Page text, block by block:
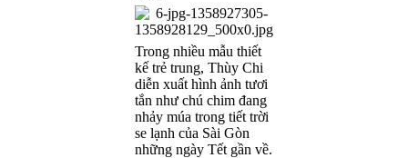
Trong nhiều mẫu thiết
kế trẻ trung, Thùy Chi
diễn xuất hình ảnh tươi
tắn như chú chim đang
nhảy múa trong tiết trời
se lạnh của Sài Gòn
những ngày Tết gần về.